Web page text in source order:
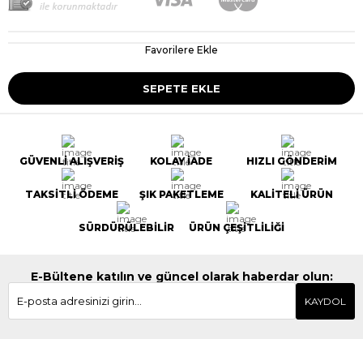
Favorilere Ekle
GÜVENLİ ALIŞVERİŞ KOLAY İADE HIZLI GÖNDERİM
TAKSİTLİ ÖDEME ŞIK PAKETLEME KALİTELİ ÜRÜN
SÜRDÜRÜLEBİLİR ÜRÜN ÇEŞİTLİLİĞİ
E-Bültene katılın ve güncel olarak haberdar olun:
KAYDOL